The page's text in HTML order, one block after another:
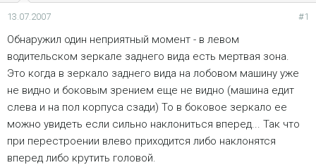
а
13.07.2007 #1
Обнаружил один неприятный момент - в левом
водительском зеркале заднего вида есть мертвая зона.
Это когда в зеркало заднего вида на лобовом машину уже
не видно и боковым зрением еще не видно (машина едит
слева и на пол корпуса сзади) То в боковое зеркало ее
можно увидеть если сильно наклониться вперед... Так что
при перестроении влево приходится либо наклонятся
вперед либо крутить головой.